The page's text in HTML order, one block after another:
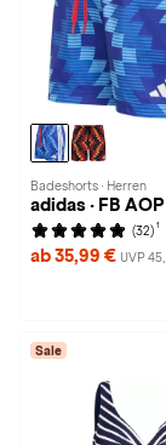
Badeshorts · Herren
adidas · FB AOP
(32) 1
ab 35,99 € UVP
Sale